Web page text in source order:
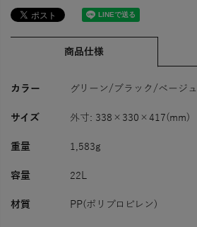
商品仕様
カラー グリーン/ブラック/ベージュ
サイズ 外寸: 338×330×417(mm)
重量 1,583g
容量 22L
材質 PP(ポリプロピレン)